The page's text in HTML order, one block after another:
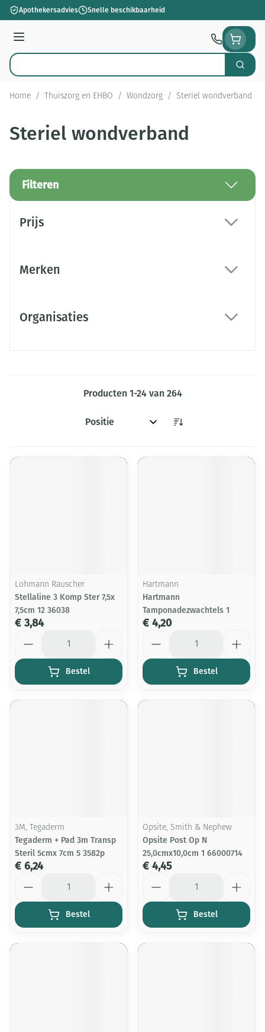
Ga naar de inhoud
Apothekersadvies Snelle beschikbaarheid
Menu
Product, merk, categorie... Zoek
Home / Thuiszorg en EHBO / Wondzorg / Steriel wondverband
Steriel wondverband
Filteren
Prijs
Merken
Organisaties
Producten 1-24van 264
Sorteer op:
Lohmann Rauscher
Stellaline 3 Komp Ster 7,5x
7,5cm 12 36038
€ 3,84
Bestel
Hartmann
Hartmann
Tamponadezwachtels 1
€ 4,20
Bestel
3M, Tegaderm
Tegaderm + Pad 3m Transp
Steril 5cmx 7cm 5 3582p
€ 6,24
Bestel
Opsite, Smith & Nephew
Opsite Post Op N
25,0cmx10,0cm 1 66000714
€ 4,45
Bestel